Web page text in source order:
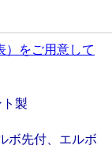
）をご用意して
製
ボ先付、エルボ